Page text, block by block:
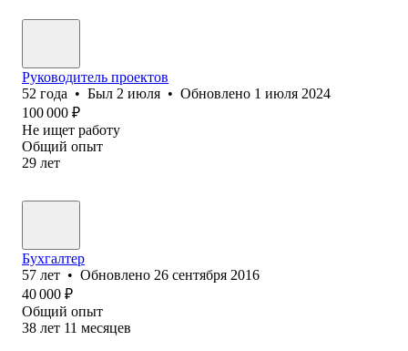
Руководитель проектов
52 года • Был 2 июля • Обновлено 1 июля 2024
100 000 ₽
Не ищет работу
Общий опыт
29 лет
Бухгалтер
57 лет • Обновлено 26 сентября 2016
40 000 ₽
Общий опыт
38 лет 11 месяцев